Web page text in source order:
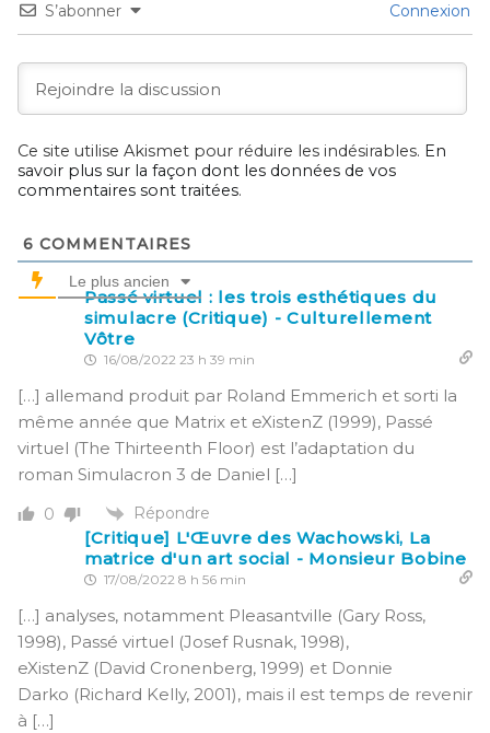
S’abonner Connexion
Ce site utilise Akismet pour réduire les indésirables. En
savoir plus sur la façon dont les données de vos
commentaires sont traitées.
6 COMMENTAIRES
Le plus ancien
Passé virtuel : les trois esthétiques du
simulacre (Critique) - Culturellement
Vôtre
16/08/2022 23 h 39 min
[…] allemand produit par Roland Emmerich et sorti la
même année que Matrix et eXistenZ (1999), Passé
virtuel (The Thirteenth Floor) est l’adaptation du
roman Simulacron 3 de Daniel […]
0 Répondre
[Critique] L'Œuvre des Wachowski, La
matrice d'un art social - Monsieur Bobine
17/08/2022 8 h 56 min
[…] analyses, notamment Pleasantville (Gary Ross,
1998), Passé virtuel (Josef Rusnak, 1998),
eXistenZ (David Cronenberg, 1999) et Donnie
Darko (Richard Kelly, 2001), mais il est temps de revenir
à […]